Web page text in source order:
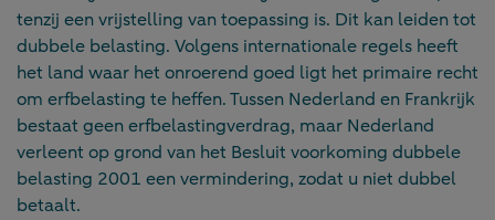
tenzij een vrijstelling van toepassing is. Dit kan leiden tot
dubbele belasting. Volgens internationale regels heeft
het land waar het onroerend goed ligt het primaire recht
om erfbelasting te heffen. Tussen Nederland en Frankrijk
bestaat geen erfbelastingverdrag, maar Nederland
verleent op grond van het Besluit voorkoming dubbele
belasting 2001 een vermindering, zodat u niet dubbel
betaalt.